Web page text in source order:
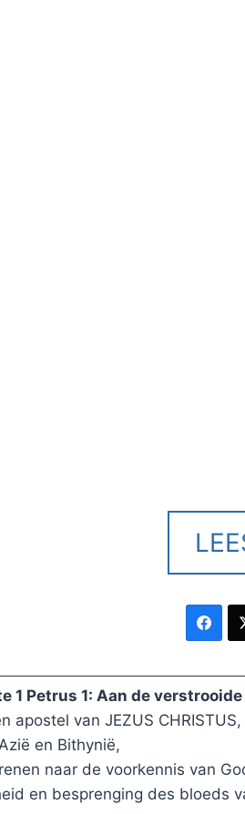
1 Petrus 1: Aan de
apostel van JEZUS
en Bithynië,
naar de voorkennis van
en besprenging des bloeds